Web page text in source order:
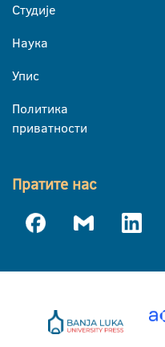
Студије
Наука
Упис
Политика
приватности
Пратите нас